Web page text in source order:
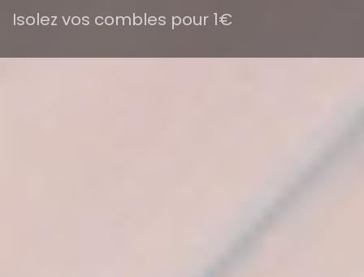
Isolez vos combles pour 1€